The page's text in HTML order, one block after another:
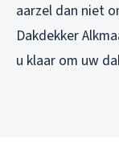
aarzel dan niet
Dakdekker
u klaar om uw